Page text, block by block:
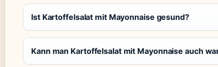
Ist Kartoffelsalat mit Mayonnaise gesund?
Kann man Kartoffelsalat mit Mayonnaise auch